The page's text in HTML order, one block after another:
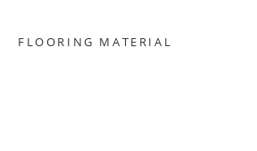
FLOORING MATERIAL